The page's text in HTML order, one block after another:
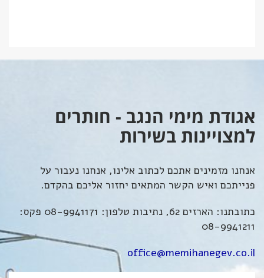
אגודת מימי הנגב - חותרים
למצויינות בשירות
אנחנו מזמינים אתכם לכתוב אלינו, אנחנו נעבור על
פנייתכם ואיש הקשר המתאים יחזור אליכם בהקדם.
כתובתנו: הארזים 62, נתיבות טלפון: 08-9941171 פקס:
08-9941211
office@memihanegev.co.il